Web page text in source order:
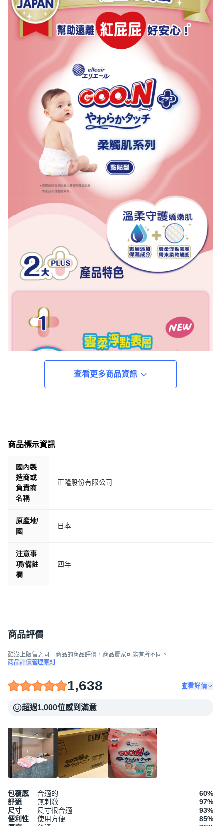
查看更多商品資訊
商品標示資訊
國內製
造商或
負責商
名稱
正隆股份有限公司
原產地/
國
日本
注意事
項/備註
欄
四年
商品評價
酷澎上販售之同一商品的商品評價，商品賣家可能有所不同。
商品評價管理原則
1,638 查看詳情
超過1,000位感到滿意
包覆感 合適的 60%
舒適
無刺激 97%
尺寸
尺寸很合適 93%
便利性
使用方便 85%